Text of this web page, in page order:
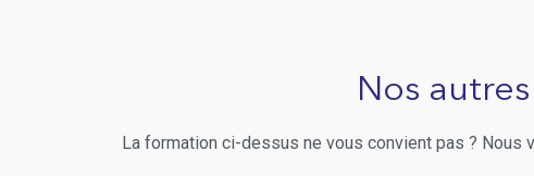
Nos
La formation ci-dessus ne vous convient pas ?